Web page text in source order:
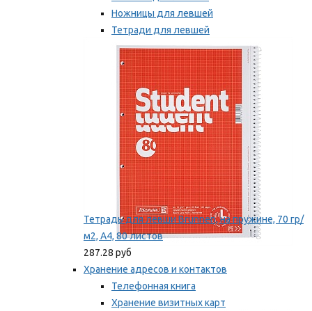
Ножницы для левшей
Тетради для левшей
Точилки для левшей
Мы рекомендуем
Тетрадь для левши Brunnen, на пружине, 70 гр/
м2, А4, 80 листов
287.28 руб
Хранение адресов и контактов
Телефонная книга
Хранение визитных карт